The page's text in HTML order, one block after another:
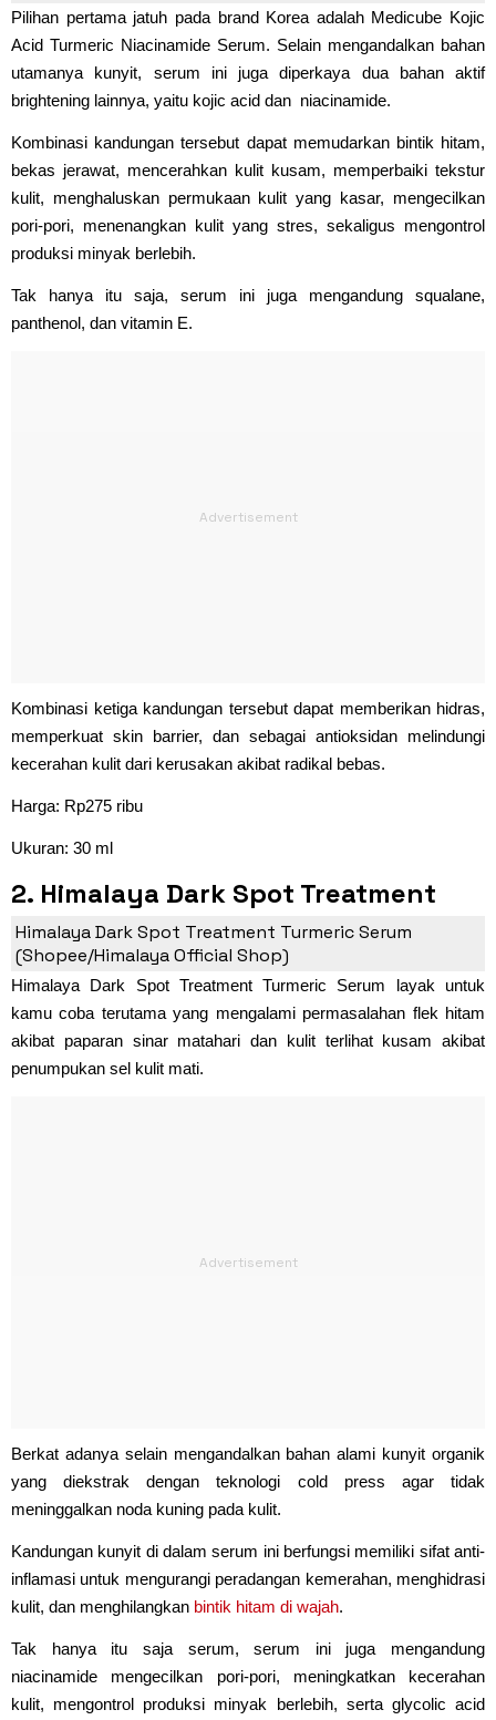
Pilihan pertama jatuh pada brand Korea adalah Medicube Kojic
Acid Turmeric Niacinamide Serum. Selain mengandalkan bahan
utamanya kunyit, serum ini juga diperkaya dua bahan aktif
brightening lainnya, yaitu kojic acid dan niacinamide.
Kombinasi kandungan tersebut dapat memudarkan bintik hitam,
bekas jerawat, mencerahkan kulit kusam, memperbaiki tekstur
kulit, menghaluskan permukaan kulit yang kasar, mengecilkan
pori-pori, menenangkan kulit yang stres, sekaligus mengontrol
produksi minyak berlebih.
Tak hanya itu saja, serum ini juga mengandung squalane,
panthenol, dan vitamin E.
Kombinasi ketiga kandungan tersebut dapat memberikan hidras,
memperkuat skin barrier, dan sebagai antioksidan melindungi
kecerahan kulit dari kerusakan akibat radikal bebas.
Harga: Rp275 ribu
Ukuran: 30 ml
2. Himalaya Dark Spot Treatment
Turmeric Serum
Himalaya Dark Spot Treatment Turmeric Serum
(Shopee/Himalaya Official Shop)
Himalaya Dark Spot Treatment Turmeric Serum layak untuk
kamu coba terutama yang mengalami permasalahan flek hitam
akibat paparan sinar matahari dan kulit terlihat kusam akibat
penumpukan sel kulit mati.
Berkat adanya selain mengandalkan bahan alami kunyit organik
yang diekstrak dengan teknologi cold press agar tidak
meninggalkan noda kuning pada kulit.
Kandungan kunyit di dalam serum ini berfungsi memiliki sifat anti-
inflamasi untuk mengurangi peradangan kemerahan, menghidrasi
kulit, dan menghilangkan bintik hitam di wajah.
Tak hanya itu saja serum, serum ini juga mengandung
niacinamide mengecilkan pori-pori, meningkatkan kecerahan
kulit, mengontrol produksi minyak berlebih, serta glycolic acid